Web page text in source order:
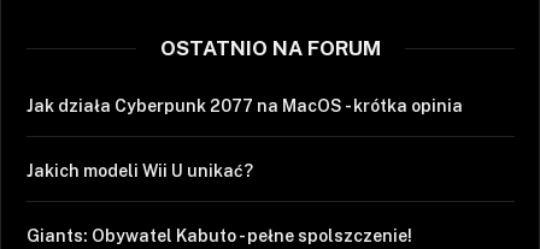
OSTATNIO NA FORUM
Jak działa Cyberpunk 2077 na MacOS - krótka opinia
Jakich modeli Wii U unikać?
Giants: Obywatel Kabuto - pełne spolszczenie!